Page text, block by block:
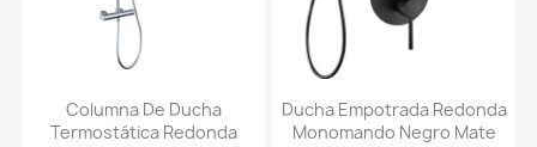
Columna De Ducha
Termostática Redonda
Ducha Empotrada Redonda
Monomando Negro Mate